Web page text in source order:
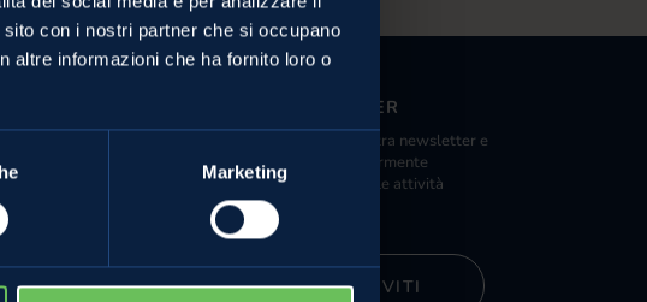
con i nostri partner che si occupano
altre informazioni che ha fornito loro o
Marketing
specialista Melinda
negli agriturismi
NEWSLETTER
Iscriviti alla nostra newsletter e
riceverai regolarmente
informazioni sulle attività
Melinda.
ISCRIVITI